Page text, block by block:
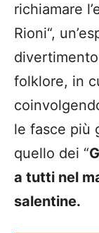
richiamare
Rioni“,
folklore, in
le fasce più
quello dei “
a tutti nel
salentine.